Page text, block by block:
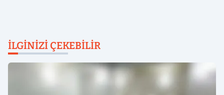
İLGINIZI ÇEKEBILIR